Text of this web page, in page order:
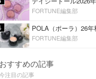
FORTUNE編集部
FORTUNE編集部
おすすめの記事
注目の記事